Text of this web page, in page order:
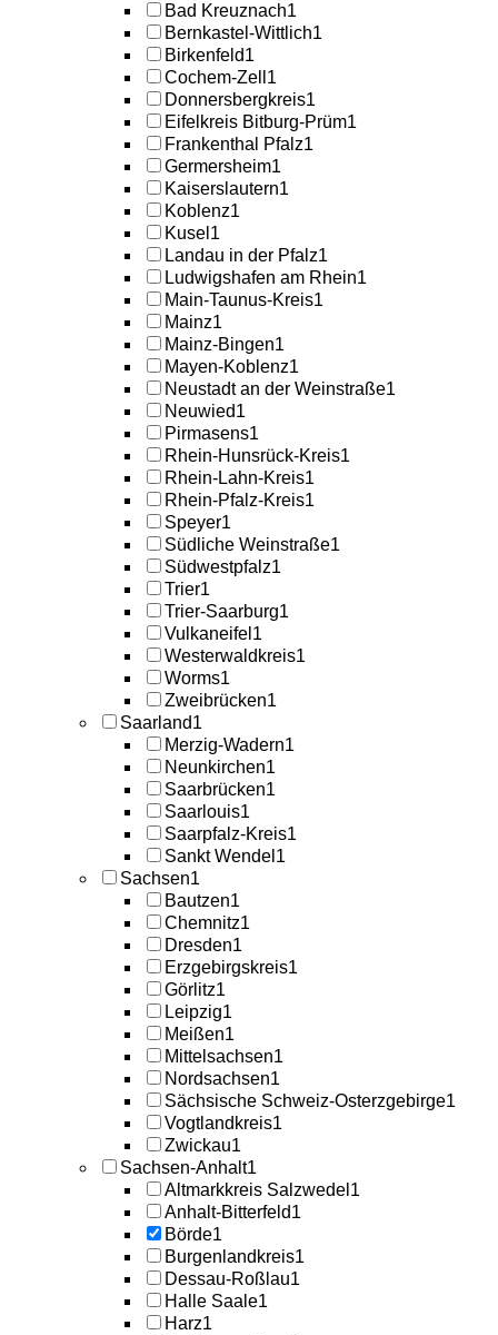
Bad Kreuznach1
Bernkastel-Wittlich1
Birkenfeld1
Cochem-Zell 1
Donnersbergkreis1
Eifelkreis Bitburg-Prüm1
Frankenthal Pfalz1
Germersheim1
Kaiserslautern1
Koblenz1
Kusel 1
Landau in der Pfalz1
Ludwigshafen am Rhein1
Main-Taunus-Kreis1
Mainz1
Mainz-Bingen1
Mayen-Koblenz1
Neustadt an der Weinstraße1
Neuwied1
Pirmasens1
Rhein-Hunsrück-Kreis1
Rhein-Lahn-Kreis1
Rhein-Pfalz-Kreis1
Speyer1
Südliche Weinstraße1
Südwestpfalz1
Trier1
Trier-Saarburg1
Vulkaneifel 1
Westerwaldkreis1
Worms1
Zweibrücken1
Saarland1
Merzig-Wadern1
Neunkirchen1
Saarbrücken1
Saarlouis1
Saarpfalz-Kreis1
Sankt Wendel 1
Sachsen1
Bautzen1
Chemnitz1
Dresden1
Erzgebirgskreis1
Görlitz1
Leipzig1
Meißen1
Mittelsachsen1
Nordsachsen1
Sächsische Schweiz-Osterzgebirge1
Vogtlandkreis1
Zwickau1
Sachsen-Anhalt1
Altmarkkreis Salzwedel 1
Anhalt-Bitterfeld1
Börde1
Burgenlandkreis1
Dessau-Roßlau1
Halle Saale1
Harz1